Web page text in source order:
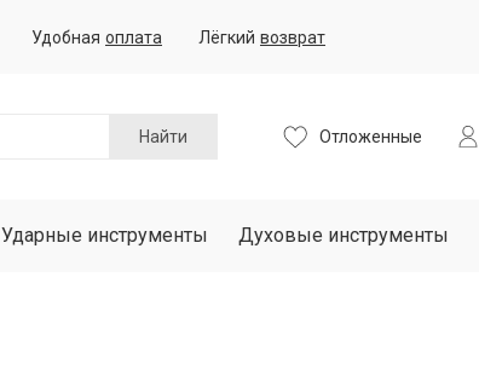
Удобная оплата Лёгкий возврат
Найти Отложенные
Ударные инструменты Духовые инструменты